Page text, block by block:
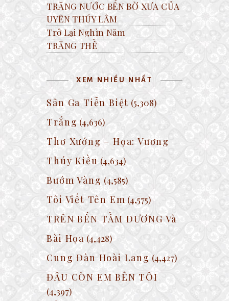
TRĂNG NƯỚC BẾN BỜ XƯA CỦA
UYÊN THÚY LÂM
Trở Lại Nghìn Năm
TRĂNG THỀ
XEM NHIỀU NHẤT
Sân Ga Tiễn Biệt (5,308)
Trắng (4,636)
Thơ Xướng – Họa: Vương
Thúy Kiều (4,634)
Bướm Vàng (4,585)
Tôi Viết Tên Em (4,575)
TRÊN BẾN TẦM DƯƠNG Và
Bài Họa (4,428)
Cung Đàn Hoài Lang (4,427)
ĐÂU CÒN EM BÊN TÔI
(4,397)